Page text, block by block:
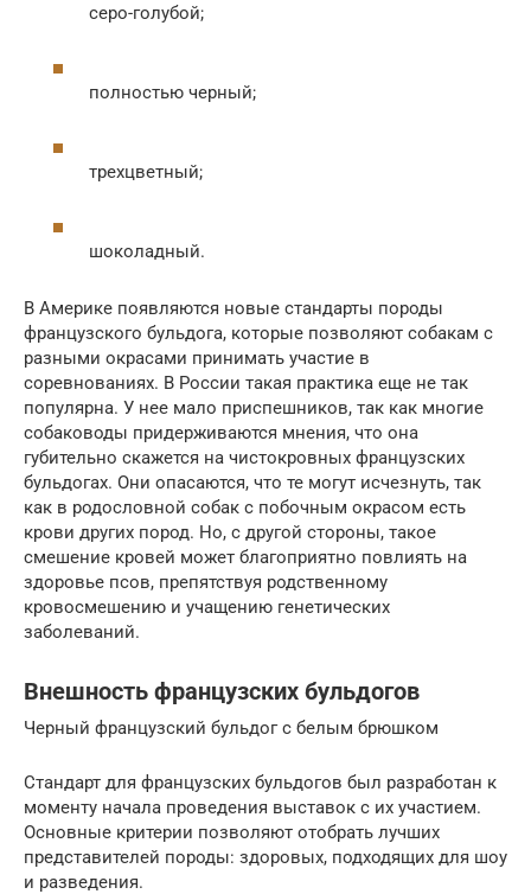
серо-голубой;
полностью черный;
трехцветный;
шоколадный.
В Америке появляются новые стандарты породы
французского бульдога, которые позволяют собакам с
разными окрасами принимать участие в
соревнованиях. В России такая практика еще не так
популярна. У нее мало приспешников, так как многие
собаководы придерживаются мнения, что она
губительно скажется на чистокровных французских
бульдогах. Они опасаются, что те могут исчезнуть, так
как в родословной собак с побочным окрасом есть
крови других пород. Но, с другой стороны, такое
смешение кровей может благоприятно повлиять на
здоровье псов, препятствуя родственному
кровосмешению и учащению генетических
заболеваний.
Внешность французских бульдогов
Черный французский бульдог с белым брюшком
Стандарт для французских бульдогов был разработан к
моменту начала проведения выставок с их участием.
Основные критерии позволяют отобрать лучших
представителей породы: здоровых, подходящих для шоу
и разведения.